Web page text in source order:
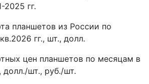
2025 гг.
планшетов из России по
гг., шт., долл.
цен планшетов по месяцам в
долл./шт., руб./шт.